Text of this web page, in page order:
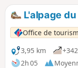
L'alpage
Office de
3,95 km
2h 05